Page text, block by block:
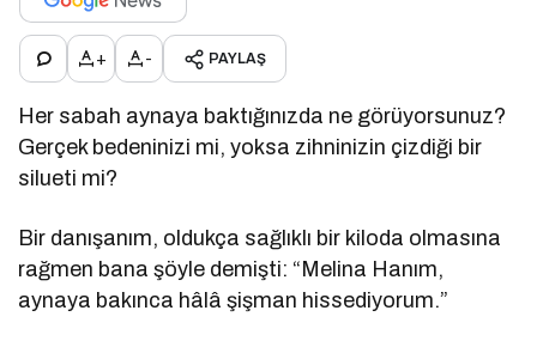
+ - PAYLAŞ
Her sabah aynaya baktığınızda ne görüyorsunuz?
Gerçek bedeninizi mi, yoksa zihninizin çizdiği bir
silueti mi?
Bir danışanım, oldukça sağlıklı bir kiloda olmasına
rağmen bana şöyle demişti: “Melina Hanım,
aynaya bakınca hâlâ şişman hissediyorum.”